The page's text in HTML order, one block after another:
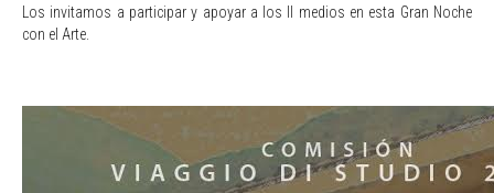
Los invitamos a participar y apoyar a los II medios en esta Gran Noche
con el Arte.